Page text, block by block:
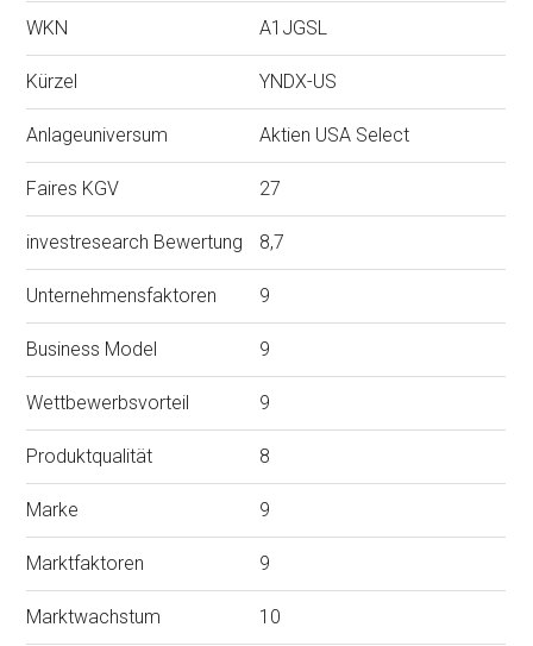
WKN A1JGSL
Kürzel YNDX-US
Anlageuniversum Aktien USA Select
Faires KGV 27
investresearch Bewertung 8,7
Unternehmensfaktoren 9
Business Model 9
Wettbewerbsvorteil 9
Produktqualität 8
Marke 9
Marktfaktoren 9
Marktwachstum 10